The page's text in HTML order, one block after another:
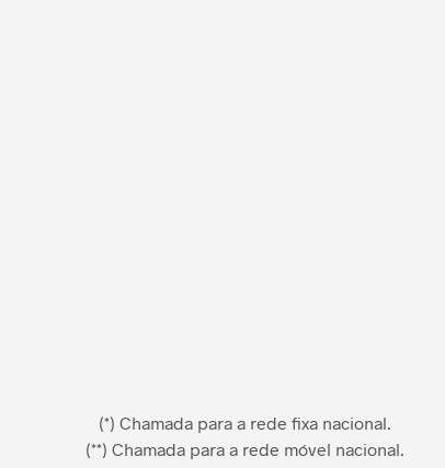
(*) Chamada para a rede fixa nacional.
(**) Chamada para a rede móvel nacional.